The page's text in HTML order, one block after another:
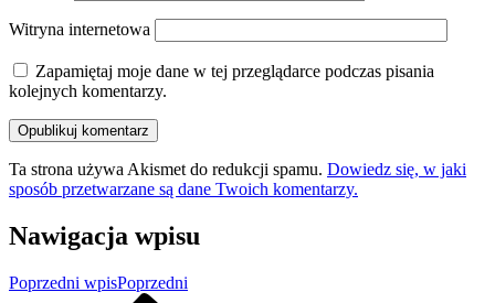
Witryna internetowa
Zapamiętaj moje dane w tej przeglądarce podczas pisania
kolejnych komentarzy.
Ta strona używa Akismet do redukcji spamu. Dowiedz się, w jaki
sposób przetwarzane są dane Twoich komentarzy.
Nawigacja wpisu
Poprzedni wpisPoprzedni